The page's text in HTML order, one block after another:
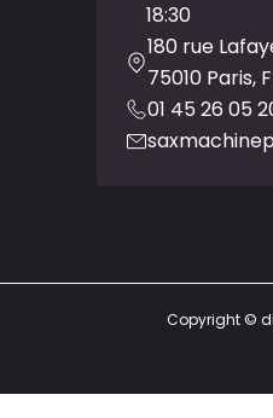
18:30
180 rue
75010 Paris,
01 45 26 05
Copyright ©